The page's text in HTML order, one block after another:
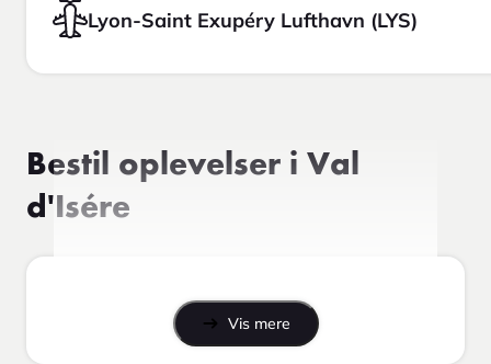
Lyon-Saint Exupéry Lufthavn (LYS)
Bestil oplevelser i Val
d'Isére
Vis mere